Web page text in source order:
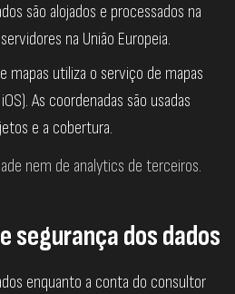
são alojados e processados na
na União Europeia.
mapas utiliza o serviço de mapas
As coordenadas são usadas
e a cobertura.
nem de analytics de terceiros.
segurança dos dados
enquanto a conta do consultor